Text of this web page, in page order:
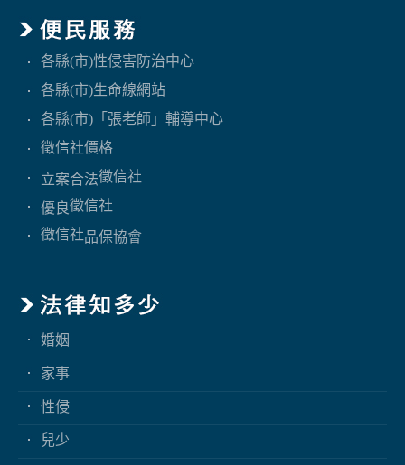
各縣(市)性侵害防治中心
各縣(市)生命線網站
各縣(市)「張老師」輔導中心
徵信社價格
立案合法徵信社
優良徵信社
徵信社品保協會
婚姻
家事
性侵
兒少